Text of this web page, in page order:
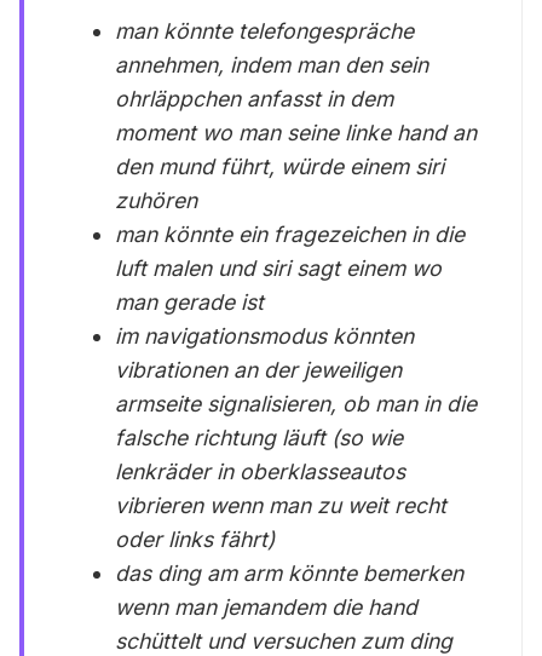
man könnte telefongespräche
annehmen, indem man den sein
ohrläppchen anfasst in dem
moment wo man seine linke hand an
den mund führt, würde einem siri
zuhören
man könnte ein fragezeichen in die
luft malen und siri sagt einem wo
man gerade ist
im navigationsmodus könnten
vibrationen an der jeweiligen
armseite signalisieren, ob man in die
falsche richtung läuft (so wie
lenkräder in oberklasseautos
vibrieren wenn man zu weit recht
oder links fährt)
das ding am arm könnte bemerken
wenn man jemandem die hand
schüttelt und versuchen zum ding